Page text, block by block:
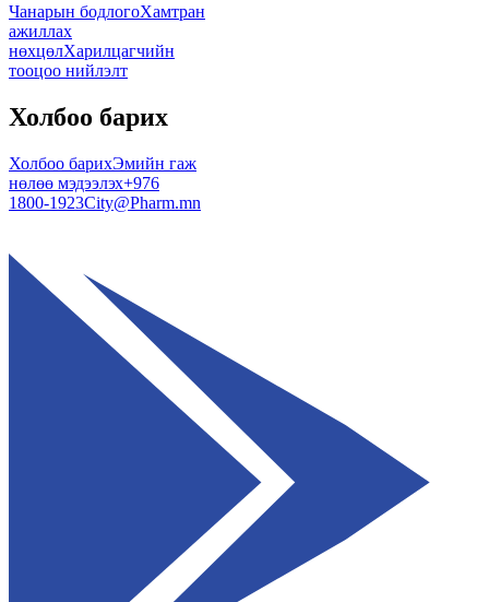
Чанарын бодлогоХамтран
ажиллах
нөхцөлХарилцагчийн
тооцоо нийлэлт
Холбоо барих
Холбоо барихЭмийн гаж
нөлөө мэдээлэх+976
1800-1923City@Pharm.mn